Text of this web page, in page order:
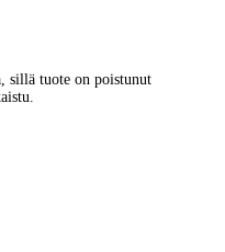
sillä tuote on poistunut